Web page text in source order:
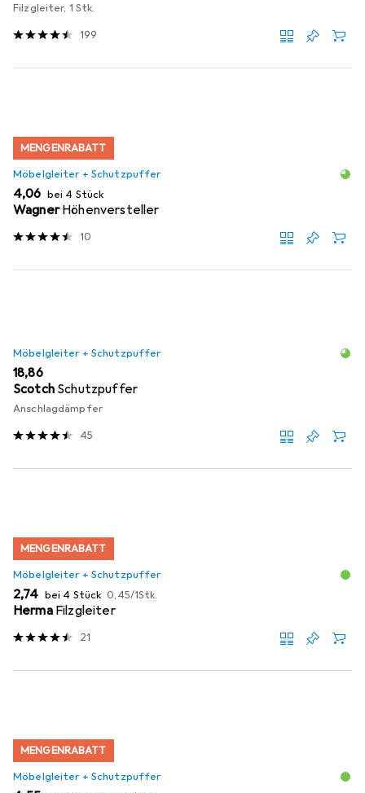
Filzgleiter, 1 Stk.
199
MENGENRABATT
Möbelgleiter + Schutzpuffer
EUR
4,06 bei 4 Stück
Wagner Höhenversteller
10
Möbelgleiter + Schutzpuffer
EUR
18,86
Scotch Schutzpuffer
Anschlagdämpfer
45
MENGENRABATT
Möbelgleiter + Schutzpuffer
EUR
2,74 bei 4 Stück EUR
0,45/1Stk.
Herma Filzgleiter
21
MENGENRABATT
Möbelgleiter + Schutzpuffer